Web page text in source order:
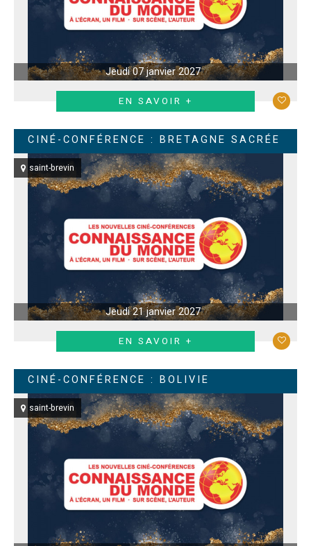
Jeudi 07 janvier 2027
EN SAVOIR +
CINÉ-CONFÉRENCE : BRETAGNE SACRÉE
saint-brevin
Jeudi 21 janvier 2027
EN SAVOIR +
CINÉ-CONFÉRENCE : BOLIVIE
saint-brevin